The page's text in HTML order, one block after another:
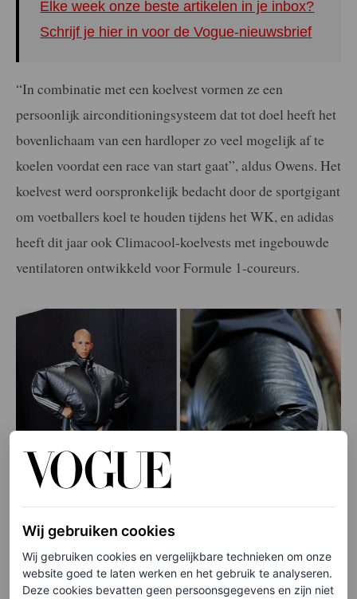
Elke week onze beste artikelen in je inbox?
Schrijf je hier in voor de Vogue-nieuwsbrief
“In combinatie met een koelvest vormen ze een
persoonlijk airconditioningsysteem dat tot doel heeft het
bovenlichaam van een hardloper zo veel mogelijk af te
koelen voordat een race van start gaat”, aldus Owens. Het
koelvest werd oorspronkelijk bedacht door de sportgigant
om voetballers koel te houden tijdens het WK, en adidas
heeft dit jaar ook Climacool-koelvests met ingebouwde
ventilatoren ontwikkeld voor Formule 1-coureurs.
©ACIELLE / STYLEDUMONDE
Wij gebruiken cookies
Wij gebruiken cookies en vergelijkbare technieken om onze
website goed te laten werken en het gebruik te analyseren.
Deze cookies bevatten geen persoonsgegevens en zijn niet